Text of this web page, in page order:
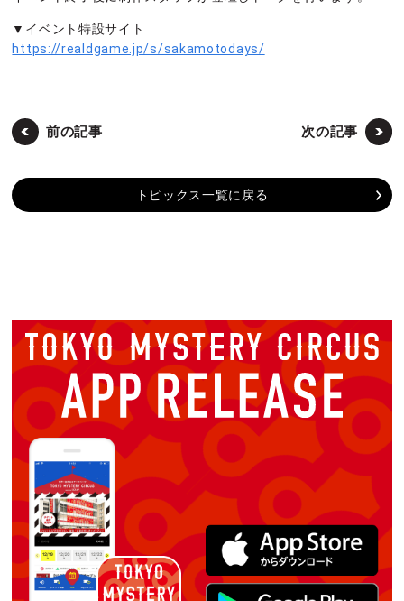
▼イベント特設サイト
https://realdgame.jp/s/sakamotodays/
前の記事 次の記事
トピックス一覧に戻る